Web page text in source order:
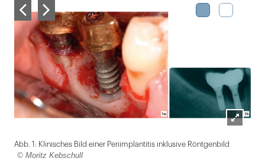
öffnen
Abb. 1: Klinisches Bild einer Periimplantitis inklusive Röntgenbild
© Moritz Kebschull